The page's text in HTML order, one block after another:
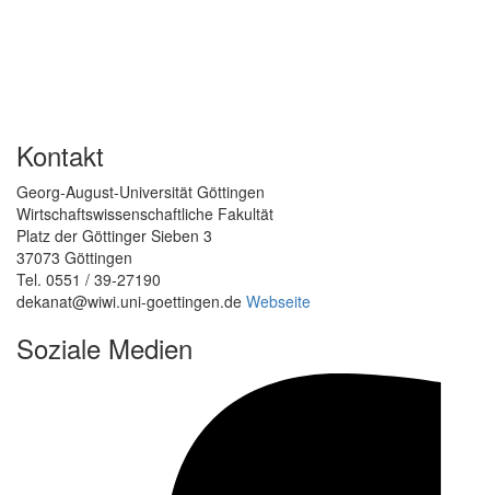
Kontakt
Georg-August-Universität Göttingen
Wirtschaftswissenschaftliche Fakultät
Platz der Göttinger Sieben 3
37073 Göttingen
Tel. 0551 / 39-27190
dekanat@wiwi.uni-goettingen.de Webseite
Soziale Medien